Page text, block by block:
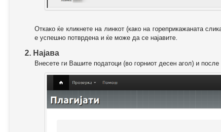
Откако ќе кликнете на линкот (како на гореприкажаната
е успешно потврдена и ќе може да се најавите.
2. Најава
Внесете ги Вашите податоци (во горниот десен агол) и